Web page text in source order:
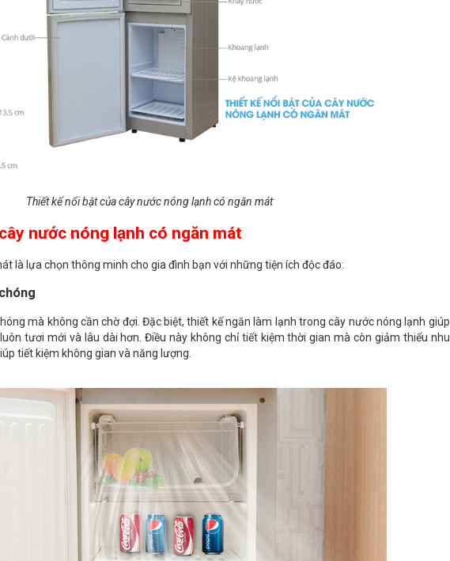
Thiết kế nổi bật của cây nước nóng lạnh có ngăn mát
nước nóng lạnh có ngăn mát
là lựa chọn thông minh cho gia đình bạn với những tiện ích độc đáo:
mà không cần chờ đợi. Đặc biệt, thiết kế ngăn làm lạnh trong cây nước nóng lạnh giúp
tươi mới và lâu dài hơn. Điều này không chỉ tiết kiệm thời gian mà còn giảm thiểu nhu
tiết kiệm không gian và năng lượng.